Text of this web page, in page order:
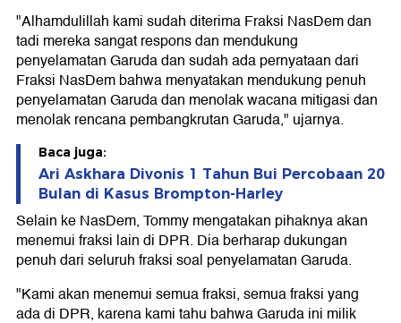
"Alhamdulillah kami sudah diterima Fraksi NasDem dan
tadi mereka sangat respons dan mendukung
penyelamatan Garuda dan sudah ada pernyataan dari
Fraksi NasDem bahwa menyatakan mendukung penuh
penyelamatan Garuda dan menolak wacana mitigasi dan
menolak rencana pembangkrutan Garuda," ujarnya.
Baca juga:
Ari Askhara Divonis 1 Tahun Bui Percobaan 20
Bulan di Kasus Brompton-Harley
Selain ke NasDem, Tommy mengatakan pihaknya akan
menemui fraksi lain di DPR. Dia berharap dukungan
penuh dari seluruh fraksi soal penyelamatan Garuda.
"Kami akan menemui semua fraksi, semua fraksi yang
ada di DPR, karena kami tahu bahwa Garuda ini milik